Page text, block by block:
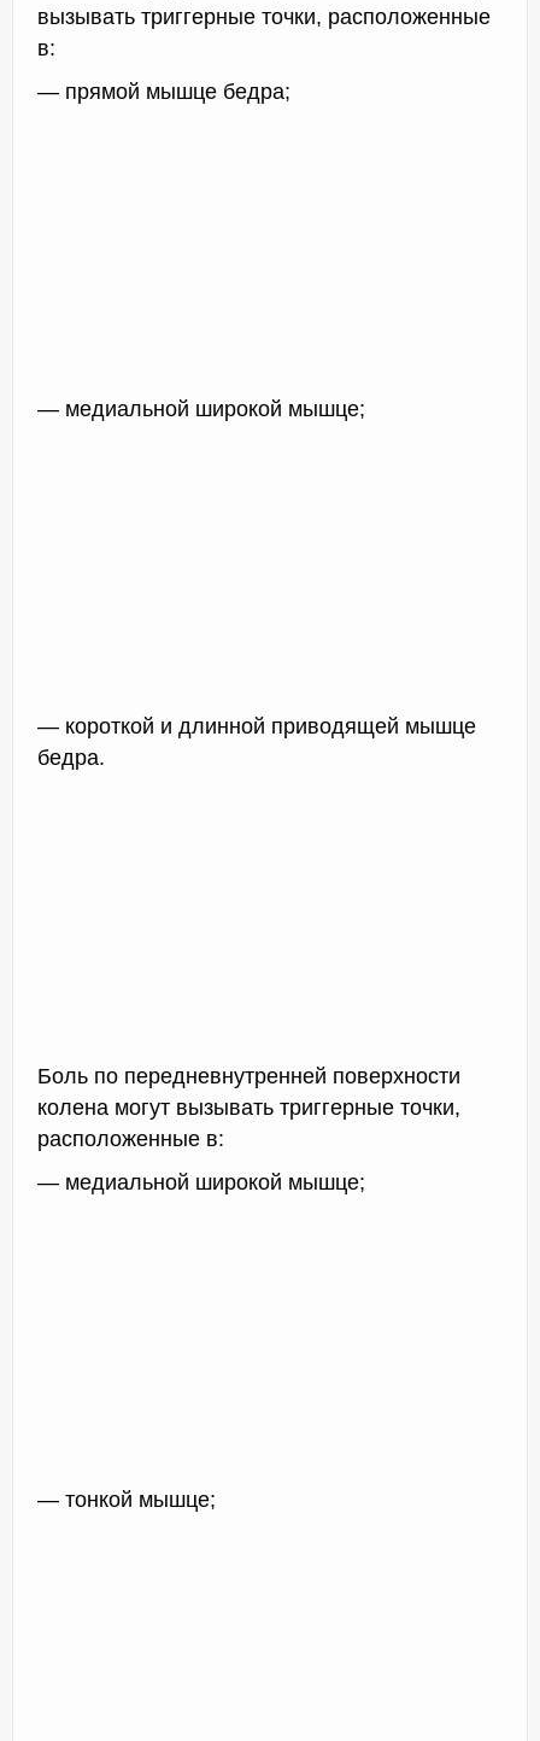
вызывать триггерные точки, расположенные
в:
— прямой мышце бедра;
— медиальной широкой мышце;
— короткой и длинной приводящей мышце
бедра.
Боль по передневнутренней поверхности
колена могут вызывать триггерные точки,
расположенные в:
— медиальной широкой мышце;
— тонкой мышце;